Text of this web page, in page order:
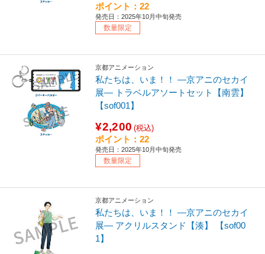
ポイント：22
発売日：2025年10月中旬発売
数量限定
京都アニメーション
私たちは、いま！！ ―京アニのセカイ
展― トラベルアソートセット【南雲】
【sof001】
¥2,200 (税込)
ポイント：22
発売日：2025年10月中旬発売
数量限定
京都アニメーション
私たちは、いま！！ ―京アニのセカイ
展― アクリルスタンド【湊】 【sof00
1】